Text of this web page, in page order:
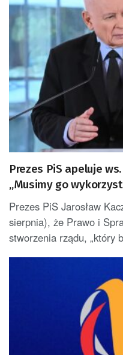
Prezes PiS apeluje
„Musimy go
Prezes PiS Jarosław
sierpnia), że Prawo i
stworzenia rządu, „który